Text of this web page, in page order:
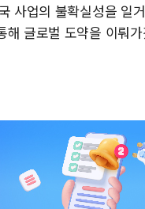
사업의 불확실성을 일
글로벌 도약을 이뤄